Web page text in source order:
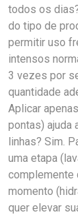
todos os
do tipo de
permitir uso
intensos
3 vezes por
quantidade
Aplicar
pontas) ajuda
linhas? Sim.
uma etapa
complemente
momento
quer elevar